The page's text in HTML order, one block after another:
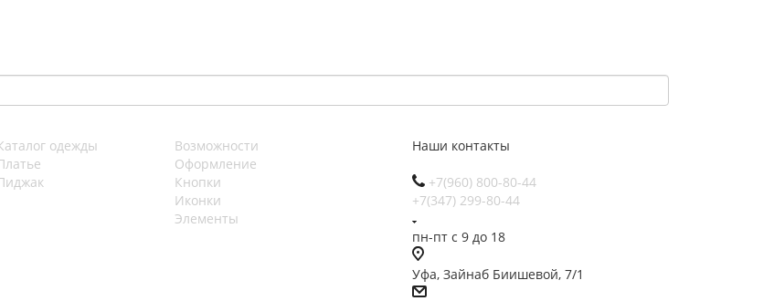
одежды
Возможности
Оформление
Кнопки
Иконки
Элементы
Наши контакты
+7(960) 800-80-44
+7(347) 299-80-44
пн-пт с 9 до 18
Уфа, Зайнаб Биишевой, 7/1